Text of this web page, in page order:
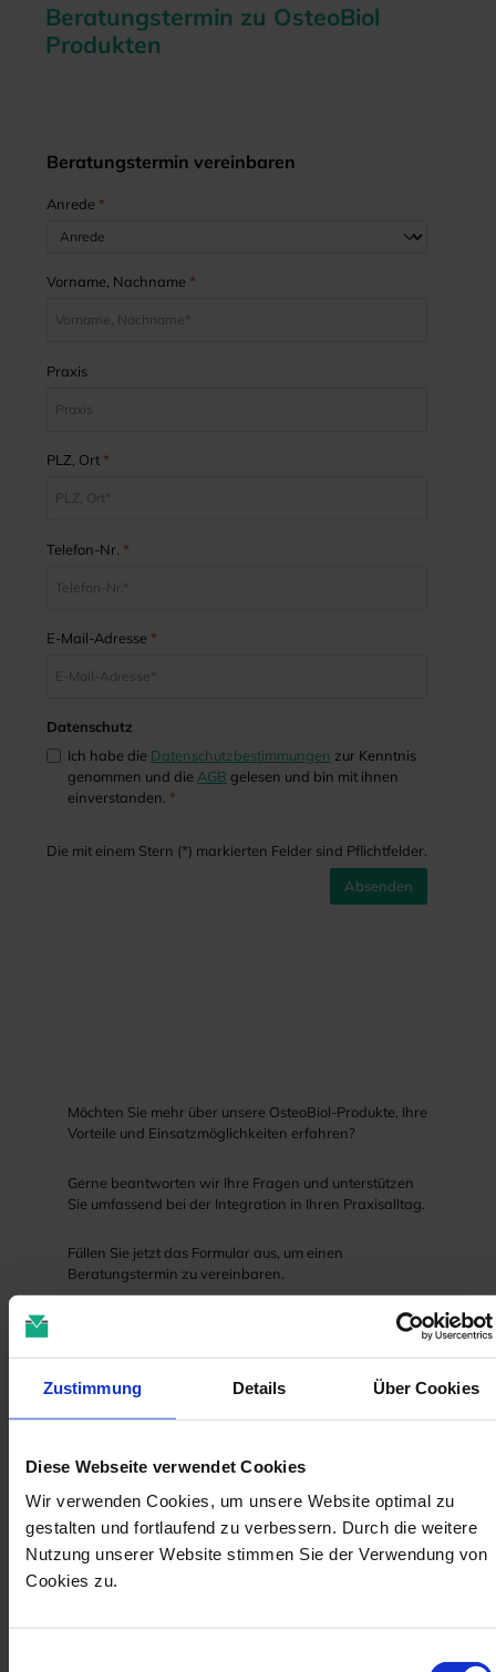
Zustimmung Details Über Cookies
Diese Webseite verwendet Cookies
Wir verwenden Cookies, um unsere Website optimal zu
gestalten und fortlaufend zu verbessern. Durch die weitere
Nutzung unserer Website stimmen Sie der Verwendung von
Cookies zu.
Beratungstermin zu OsteoBiol
Produkten
Beratungstermin vereinbaren
Anrede *
Vorname, Nachname *
Praxis
PLZ, Ort *
Telefon-Nr. *
E-Mail-Adresse *
Datenschutz
Ich habe die Datenschutzbestimmungen zur Kenntnis
genommen und die AGB gelesen und bin mit ihnen
einverstanden. *
Die mit einem Stern (*) markierten Felder sind Pflichtfelder.
Absenden
Möchten Sie mehr über unsere OsteoBiol-Produkte, Ihre
Vorteile und Einsatzmöglichkeiten erfahren?
Gerne beantworten wir Ihre Fragen und unterstützen
Sie umfassend bei der Integration in Ihren Praxisalltag.
Füllen Sie jetzt das Formular aus, um einen
Beratungstermin zu vereinbaren.